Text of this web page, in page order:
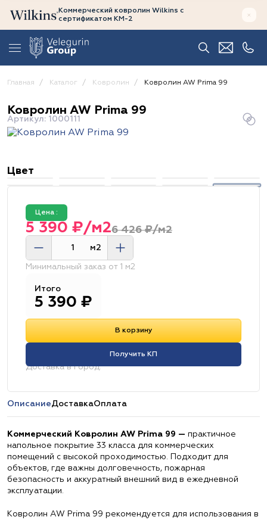
Коммерческий ковролин Wilkins с
сертификатом КМ-2
Главная Каталог Ковролин Ковролин AW Prima 99
Ковролин AW Prima 99
Артикул: 1000111
Цвет
Цена :
6 426 ₽/м2
5 390 ₽/м2
м2
Минимальный заказ от 1 м2
Итого
5 390 ₽
В корзину
Получить КП
Доставка в город:
ОписаниеДоставкаОплата
Коммерческий Ковролин AW Prima 99 — практичное
напольное покрытие 33 класса для коммерческих
помещений с высокой проходимостью. Подходит для
объектов, где важны долговечность, пожарная
безопасность и аккуратный внешний вид в ежедневной
эксплуатации.
Ковролин AW Prima 99 рекомендуется для использования в